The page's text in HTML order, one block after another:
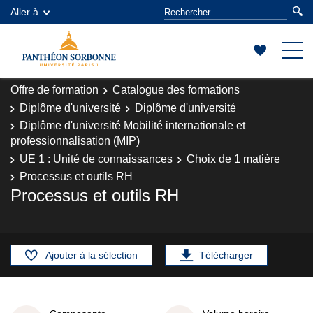
Aller à
Offre de formation
Catalogue des formations
Diplôme d'université
Diplôme d'université
Diplôme d'université Mobilité internationale et
professionnalisation (MIP)
UE 1 : Unité de connaissances
Choix de 1 matière
Processus et outils RH
Processus et outils RH
Ajouter à la sélection Télécharger